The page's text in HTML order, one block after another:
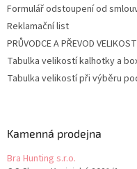
Formulář odstoupení od
Reklamační list
PRŮVODCE A PŘEVOD
Tabulka velikostí kalhotky a
Tabulka velikostí při výběru
Kamenná prodejna
Bra Hunting s.r.o.